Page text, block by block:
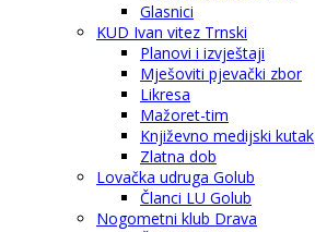
Glasnici
KUD Ivan vitez Trnski
Planovi i izvještaji
Mješoviti pjevački zbor
Likresa
Mažoret-tim
Književno medijski kutak
Zlatna dob
Lovačka udruga Golub
Članci LU Golub
Nogometni klub Drava